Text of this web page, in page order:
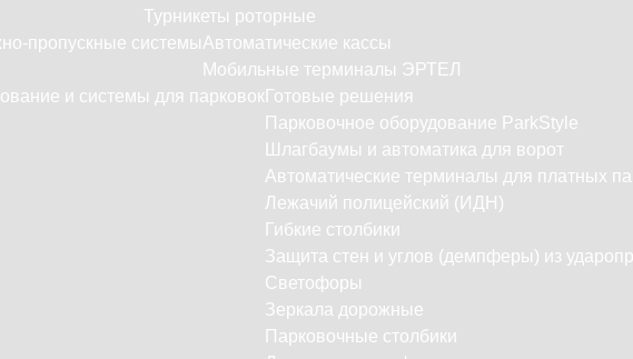
Турникеты роторные
пропускные системыАвтоматические кассы
Мобильные терминалы ЭРТЕЛ
и системы для парковок Готовые решения
Парковочное оборудование ParkStyle
Шлагбаумы и автоматика для ворот
Автоматические терминалы для платных
Лежачий полицейский (ИДН)
Гибкие столбики
Защита стен и углов (демпферы) из
Светофоры
Зеркала дорожные
Парковочные столбики